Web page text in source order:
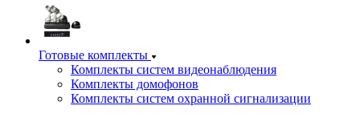
Готовые комплекты
Комплекты систем видеонаблюдения
Комплекты домофонов
Комплекты систем охранной сигнализации